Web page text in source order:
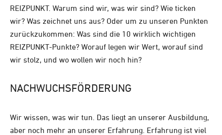
REIZPUNKT. Warum sind wir, was wir sind? Wie ticken
wir? Was zeichnet uns aus? Oder um zu unseren Punkten
zurückzukommen: Was sind die 10 wirklich wichtigen
REIZPUNKT-Punkte? Worauf legen wir Wert, worauf sind
wir stolz, und wo wollen wir noch hin?
NACHWUCHSFÖRDERUNG
Wir wissen, was wir tun. Das liegt an unserer Ausbildung,
aber noch mehr an unserer Erfahrung. Erfahrung ist viel